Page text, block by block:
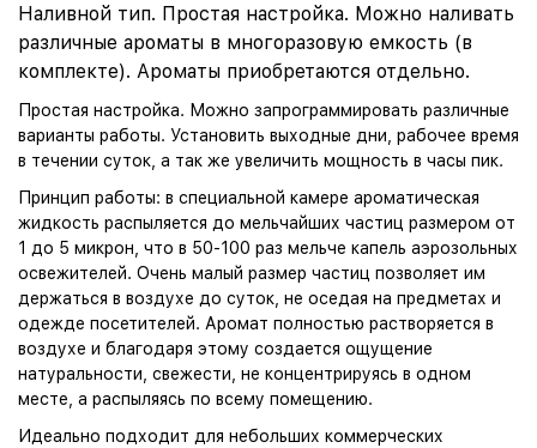
Наливной тип. Простая настройка. Можно наливать
различные ароматы в многоразовую емкость (в
комплекте). Ароматы приобретаются отдельно.
Простая настройка. Можно запрограммировать различные
варианты работы. Установить выходные дни, рабочее время
в течении суток, а так же увеличить мощность в часы пик.
Принцип работы: в специальной камере ароматическая
жидкость распыляется до мельчайших частиц размером от
1 до 5 микрон, что в 50-100 раз мельче капель аэрозольных
освежителей. Очень малый размер частиц позволяет им
держаться в воздухе до суток, не оседая на предметах и
одежде посетителей. Аромат полностью растворяется в
воздухе и благодаря этому создается ощущение
натуральности, свежести, не концентрируясь в одном
месте, а распыляясь по всему помещению.
Идеально подходит для небольших коммерческих